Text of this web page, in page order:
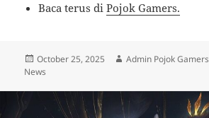
Baca terus diPojok Gamers.
Posted
on
October 25, 2025 Author
Admin Pojok Gamers
News